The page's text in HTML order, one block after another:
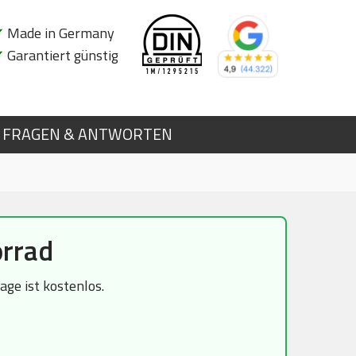
Made in Germany
Garantiert günstig
FRAGEN & ANTWORTEN
ist kostenlos.